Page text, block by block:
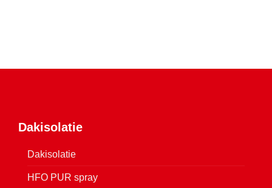
Dakisolatie
Dakisolatie
HFO PUR spray